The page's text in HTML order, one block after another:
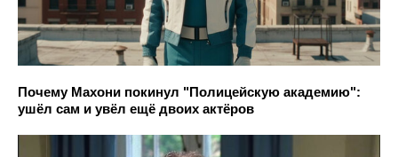
Почему Махони покинул "Полицейскую академию":
ушёл сам и увёл ещё двоих актёров